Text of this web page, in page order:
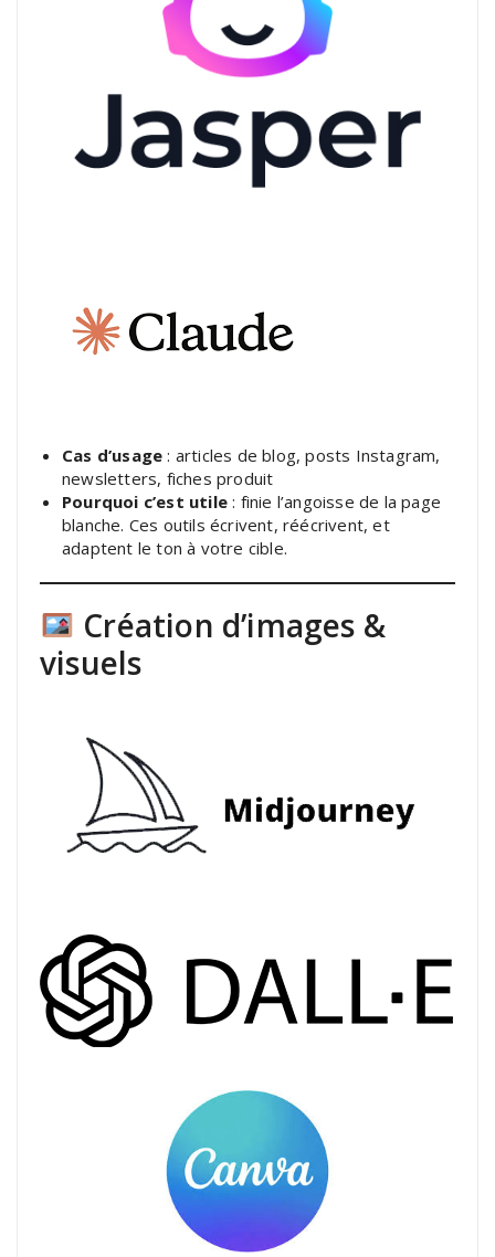
Cas d’usage : articles de blog, posts Instagram,
newsletters, fiches produit
Pourquoi c’est utile : finie l’angoisse de la page
blanche. Ces outils écrivent, réécrivent, et
adaptent le ton à votre cible.
Création d’images &
visuels